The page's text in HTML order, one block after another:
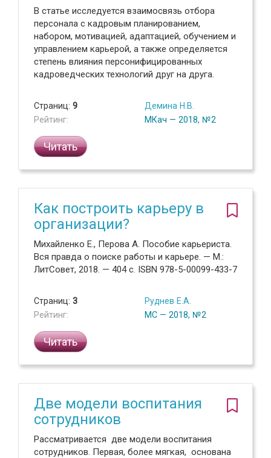
В статье исследуется взаимосвязь отбора
персонала с кадровым планированием,
набором, мотивацией, адаптацией, обучением и
управлением карьерой, а также определяется
степень влияния персонифицированных
кадроведческих технологий друг на друга.
Страниц: 9
Рейтинг:
Демина Н.В.
МКач — 2018, №2
Читать
Как построить карьеру в
организации?
Михайленко Е., Перова А. Пособие карьериста.
Вся правда о поиске работы и карьере. — М.:
ЛитСовет, 2018. — 404 с. ISBN 978-5-00099-433-7
Страниц: 3
Рейтинг:
Руднев Е.А.
МС — 2018, №2
Читать
Две модели воспитания
сотрудников
Рассматривается две модели воспитания
сотрудников. Первая, более мягкая, основана